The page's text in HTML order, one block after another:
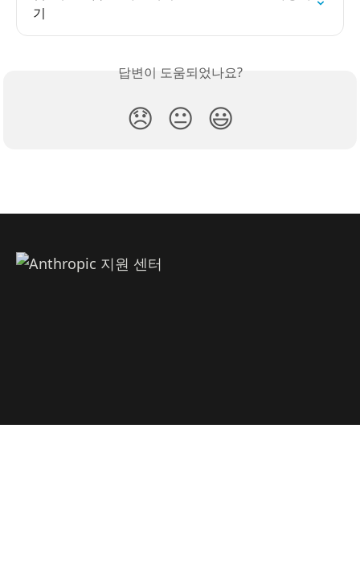
기
답변이 도움되었나요?
😞 😐 😃